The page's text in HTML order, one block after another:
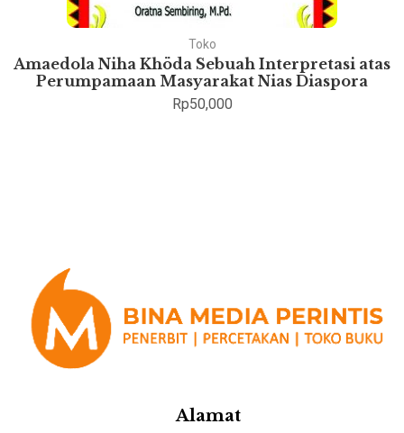
Toko
Amaedola Niha Khöda Sebuah Interpretasi atas
Perumpamaan Masyarakat Nias Diaspora
Rp50,000
Alamat